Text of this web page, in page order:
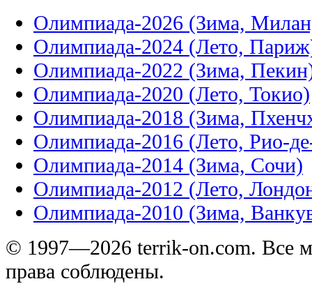
Олимпиада-2026 (Зима,
Олимпиада-2024 (Лето,
Олимпиада-2022 (Зима,
Олимпиада-2020 (Лето, Токио)
Олимпиада-2018 (Зима,
Олимпиада-2016 (Лето, Рио-
Олимпиада-2014 (Зима, Сочи)
Олимпиада-2012 (Лето,
Олимпиада-2010 (Зима,
© 1997—2026 terrik-on.com. Все
права соблюдены.